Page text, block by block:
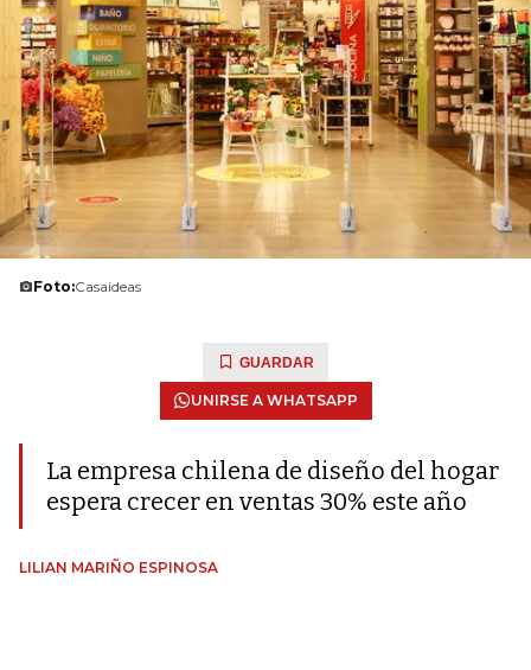
Foto:Casaideas
GUARDAR
UNIRSE A WHATSAPP
La empresa chilena de diseño del hogar
espera crecer en ventas 30% este año
LILIAN MARIÑO ESPINOSA